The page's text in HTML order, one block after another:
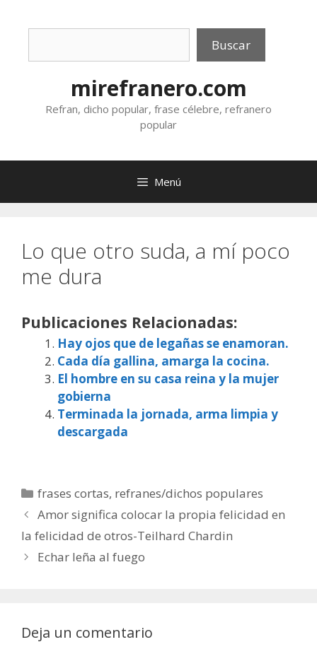
Buscar
mirefranero.com
Refran, dicho popular, frase célebre, refranero
popular
Menú
Lo que otro suda, a mí poco
me dura
Publicaciones Relacionadas:
Hay ojos que de legañas se enamoran.
Cada día gallina, amarga la cocina.
El hombre en su casa reina y la mujer
gobierna
Terminada la jornada, arma limpia y
descargada
Categorías
frases cortas, refranes/dichos populares
Amor significa colocar la propia felicidad en
la felicidad de otros-Teilhard Chardin
Echar leña al fuego
Deja un comentario